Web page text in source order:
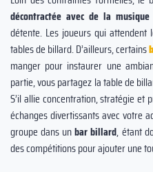
décontractée avec de la
détente. Les joueurs qui
tables de billard. D’ailleurs, certains
manger pour instaurer une
partie, vous partagez la table de
S’il allie concentration, stratégie et
échanges divertissants avec votre
groupe dans unbar billard, étant
des compétitions pour ajouter une